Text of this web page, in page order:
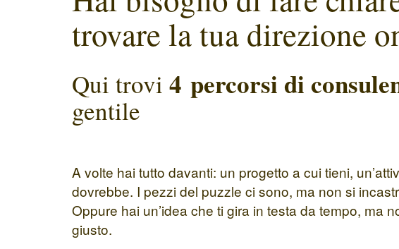
trovare la tua direzione
Qui trovi 4 percorsi di
gentile
A volte hai tutto davanti: un progetto a cui tieni,
dovrebbe. I pezzi del puzzle ci sono, ma non si
Oppure hai un’idea che ti gira in testa da tempo, ma
giusto.